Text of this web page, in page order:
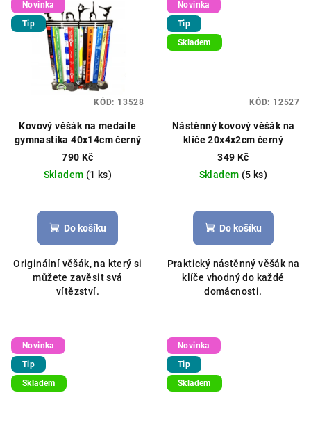
Novinka
Tip
Kovový věšák na medaile
gymnastika 40x14cm černý
790 Kč
Skladem (1 ks)
Do košíku
Originální věšák, na který si
můžete zavěsit svá
vítězství.
KÓD: 13528
Novinka
Tip
Skladem
Nástěnný kovový věšák na
klíče 20x4x2cm černý
349 Kč
Skladem (5 ks)
hodnocení
produktu
z
5
hvězdiček.
Do košíku
Praktický nástěnný věšák na
klíče vhodný do každé
domácnosti.
KÓD: 12527
Novinka
Tip
Skladem
Novinka
Tip
Skladem